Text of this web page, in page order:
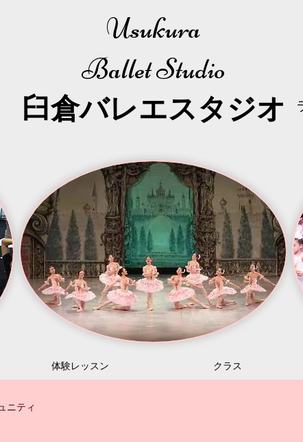
Usukura
Ballet Studio
​臼倉バレエスタジオ
体験レッスン クラス
ニティ